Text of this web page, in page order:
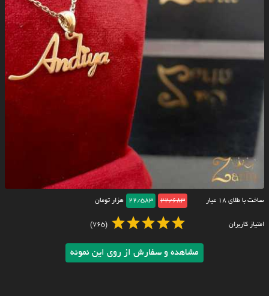
ساخت با طلای ۱۸ عیار 22/683
22/583 هزار تومان
امتیاز کاربران (765)
مشاهده و سفارش از روی این نمونه